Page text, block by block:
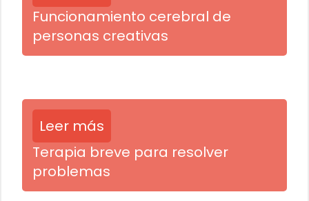
Funcionamiento cerebral de
personas creativas
Leer más
Terapia breve para resolver
problemas